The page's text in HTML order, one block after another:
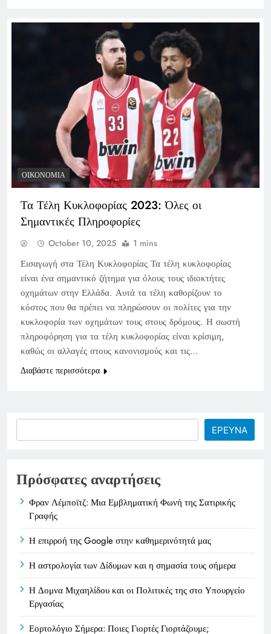
ΟΙΚΟΝΟΜΊΑ
Τα Τέλη Κυκλοφορίας 2023: Όλες οι
Σημαντικές Πληροφορίες
October 10, 2025 1 mins
Εισαγωγή στα Τέλη Κυκλοφορίας Τα τέλη κυκλοφορίας
είναι ένα σημαντικό ζήτημα για όλους τους ιδιοκτήτες
οχημάτων στην Ελλάδα. Αυτά τα τέλη καθορίζουν το
κόστος που θα πρέπει να πληρώσουν οι πολίτες για την
κυκλοφορία των οχημάτων τους στους δρόμους. Η σωστή
πληροφόρηση για τα τέλη κυκλοφορίας είναι κρίσιμη,
καθώς οι αλλαγές στους κανονισμούς και τις…
Διαβάστε περισσότερα
ΕΡΕΥΝΑ
Πρόσφατες αναρτήσεις
Φραν Λέμποϊτζ: Μια Εμβληματική Φωνή της Σατιρικής
Γραφής
Η επιρροή της Google στην καθημερινότητά μας
Η αστρολογία των Δίδυμων και η σημασία τους σήμερα
Η Δομνα Μιχαηλίδου και οι Πολιτικές της στο Υπουργείο
Εργασίας
Εορτολόγιο Σήμερα: Ποιες Γιορτές Γιορτάζουμε;